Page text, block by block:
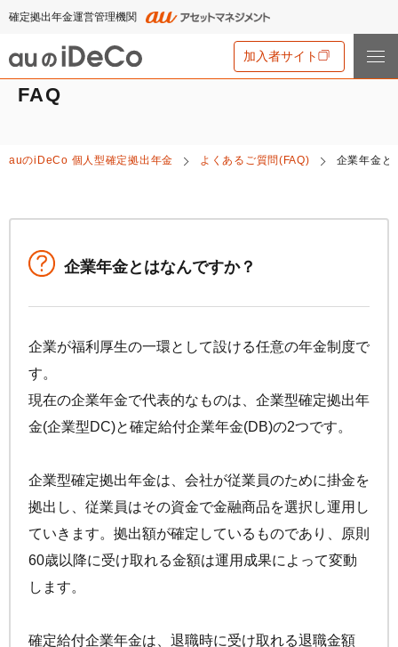
確定拠出年金運営管理機関
加入者サイト
iDeCoの加入条件
iDeCoの給付金について
iDeCo とNISAの違い、併用がオススメな理由とは？
2024年12月制度改正のポイント
auの iDeCoの新規加入方法
お申込書類の書き方と記入例
加入者サイトの使い方ガイド
資産運用・資産形成について学ぶ
用語集
節税シミュレーション
手数料・商品
手数料について
運用商品一覧
リスク許容度診断
運用商品を知ろう
バランス型投資信託の選び方
運用商品の配分方法
運用商品の見直し
FAQ
加入者の方
加入後の諸変更手続きについて
お申し込み後に届く書類について
FAQ
auのiDeCo 個人型確定拠出年金 よくあるご質問(FAQ) 企業年金と
企業年金とはなんですか？
企業が福利厚生の一環として設ける任意の年金制度で
す。
現在の企業年金で代表的なものは、企業型確定拠出年
金(企業型DC)と確定給付企業年金(DB)の2つです。
企業型確定拠出年金は、会社が従業員のために掛金を
拠出し、従業員はその資金で金融商品を選択し運用し
ていきます。拠出額が確定しているものであり、原則
60歳以降に受け取れる金額は運用成果によって変動
します。
確定給付企業年金は、退職時に受け取れる退職金額